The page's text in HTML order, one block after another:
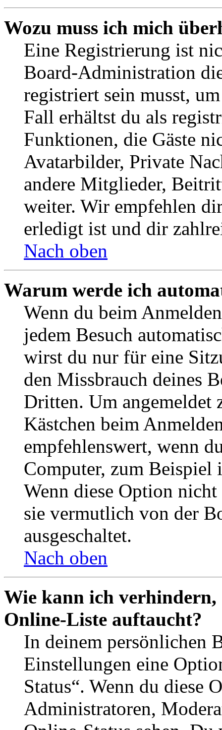
Wozu muss ich mich
Eine Registrierung ist
Board-Administration
registriert sein musst,
Fall erhältst du als
Funktionen, die Gäste
Avatarbilder, Private
andere Mitglieder,
weiter. Wir empfehlen
erledigt ist und dir
Nach oben
Warum werde ich
Wenn du beim
jedem Besuch
wirst du nur für eine
den Missbrauch deines
Dritten. Um angemeldet
Kästchen beim
empfehlenswert, wenn
Computer, zum Beispiel
Wenn diese Option
sie vermutlich von der
ausgeschaltet.
Nach oben
Wie kann ich verhindern,
Online-Liste auftaucht?
In deinem persönlichen
Einstellungen eine
Status“. Wenn du diese
Administratoren,